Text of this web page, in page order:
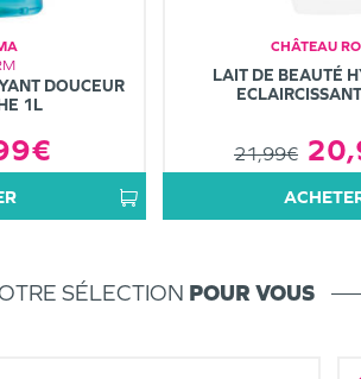
DOUCEUR
1L
CHÂTEAU
LAIT DE BEAUTÉ
21,99€
SÉLECTION POUR VOUS